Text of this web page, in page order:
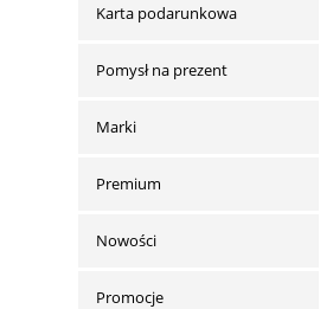
Karta podarunkowa
Pomysł na prezent
Marki
Premium
Nowości
Promocje